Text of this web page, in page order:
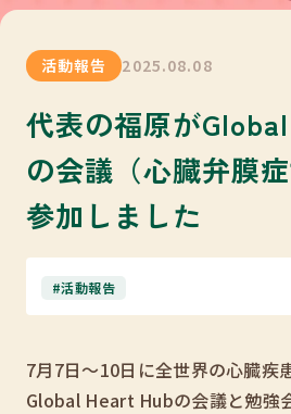
活動報告 2025.08.08
代表の福原が
の会議（心臓弁膜
参加しました
#活動報告
7月7日～10日に全世界の心臓疾
Global Heart Hubの会議と勉強